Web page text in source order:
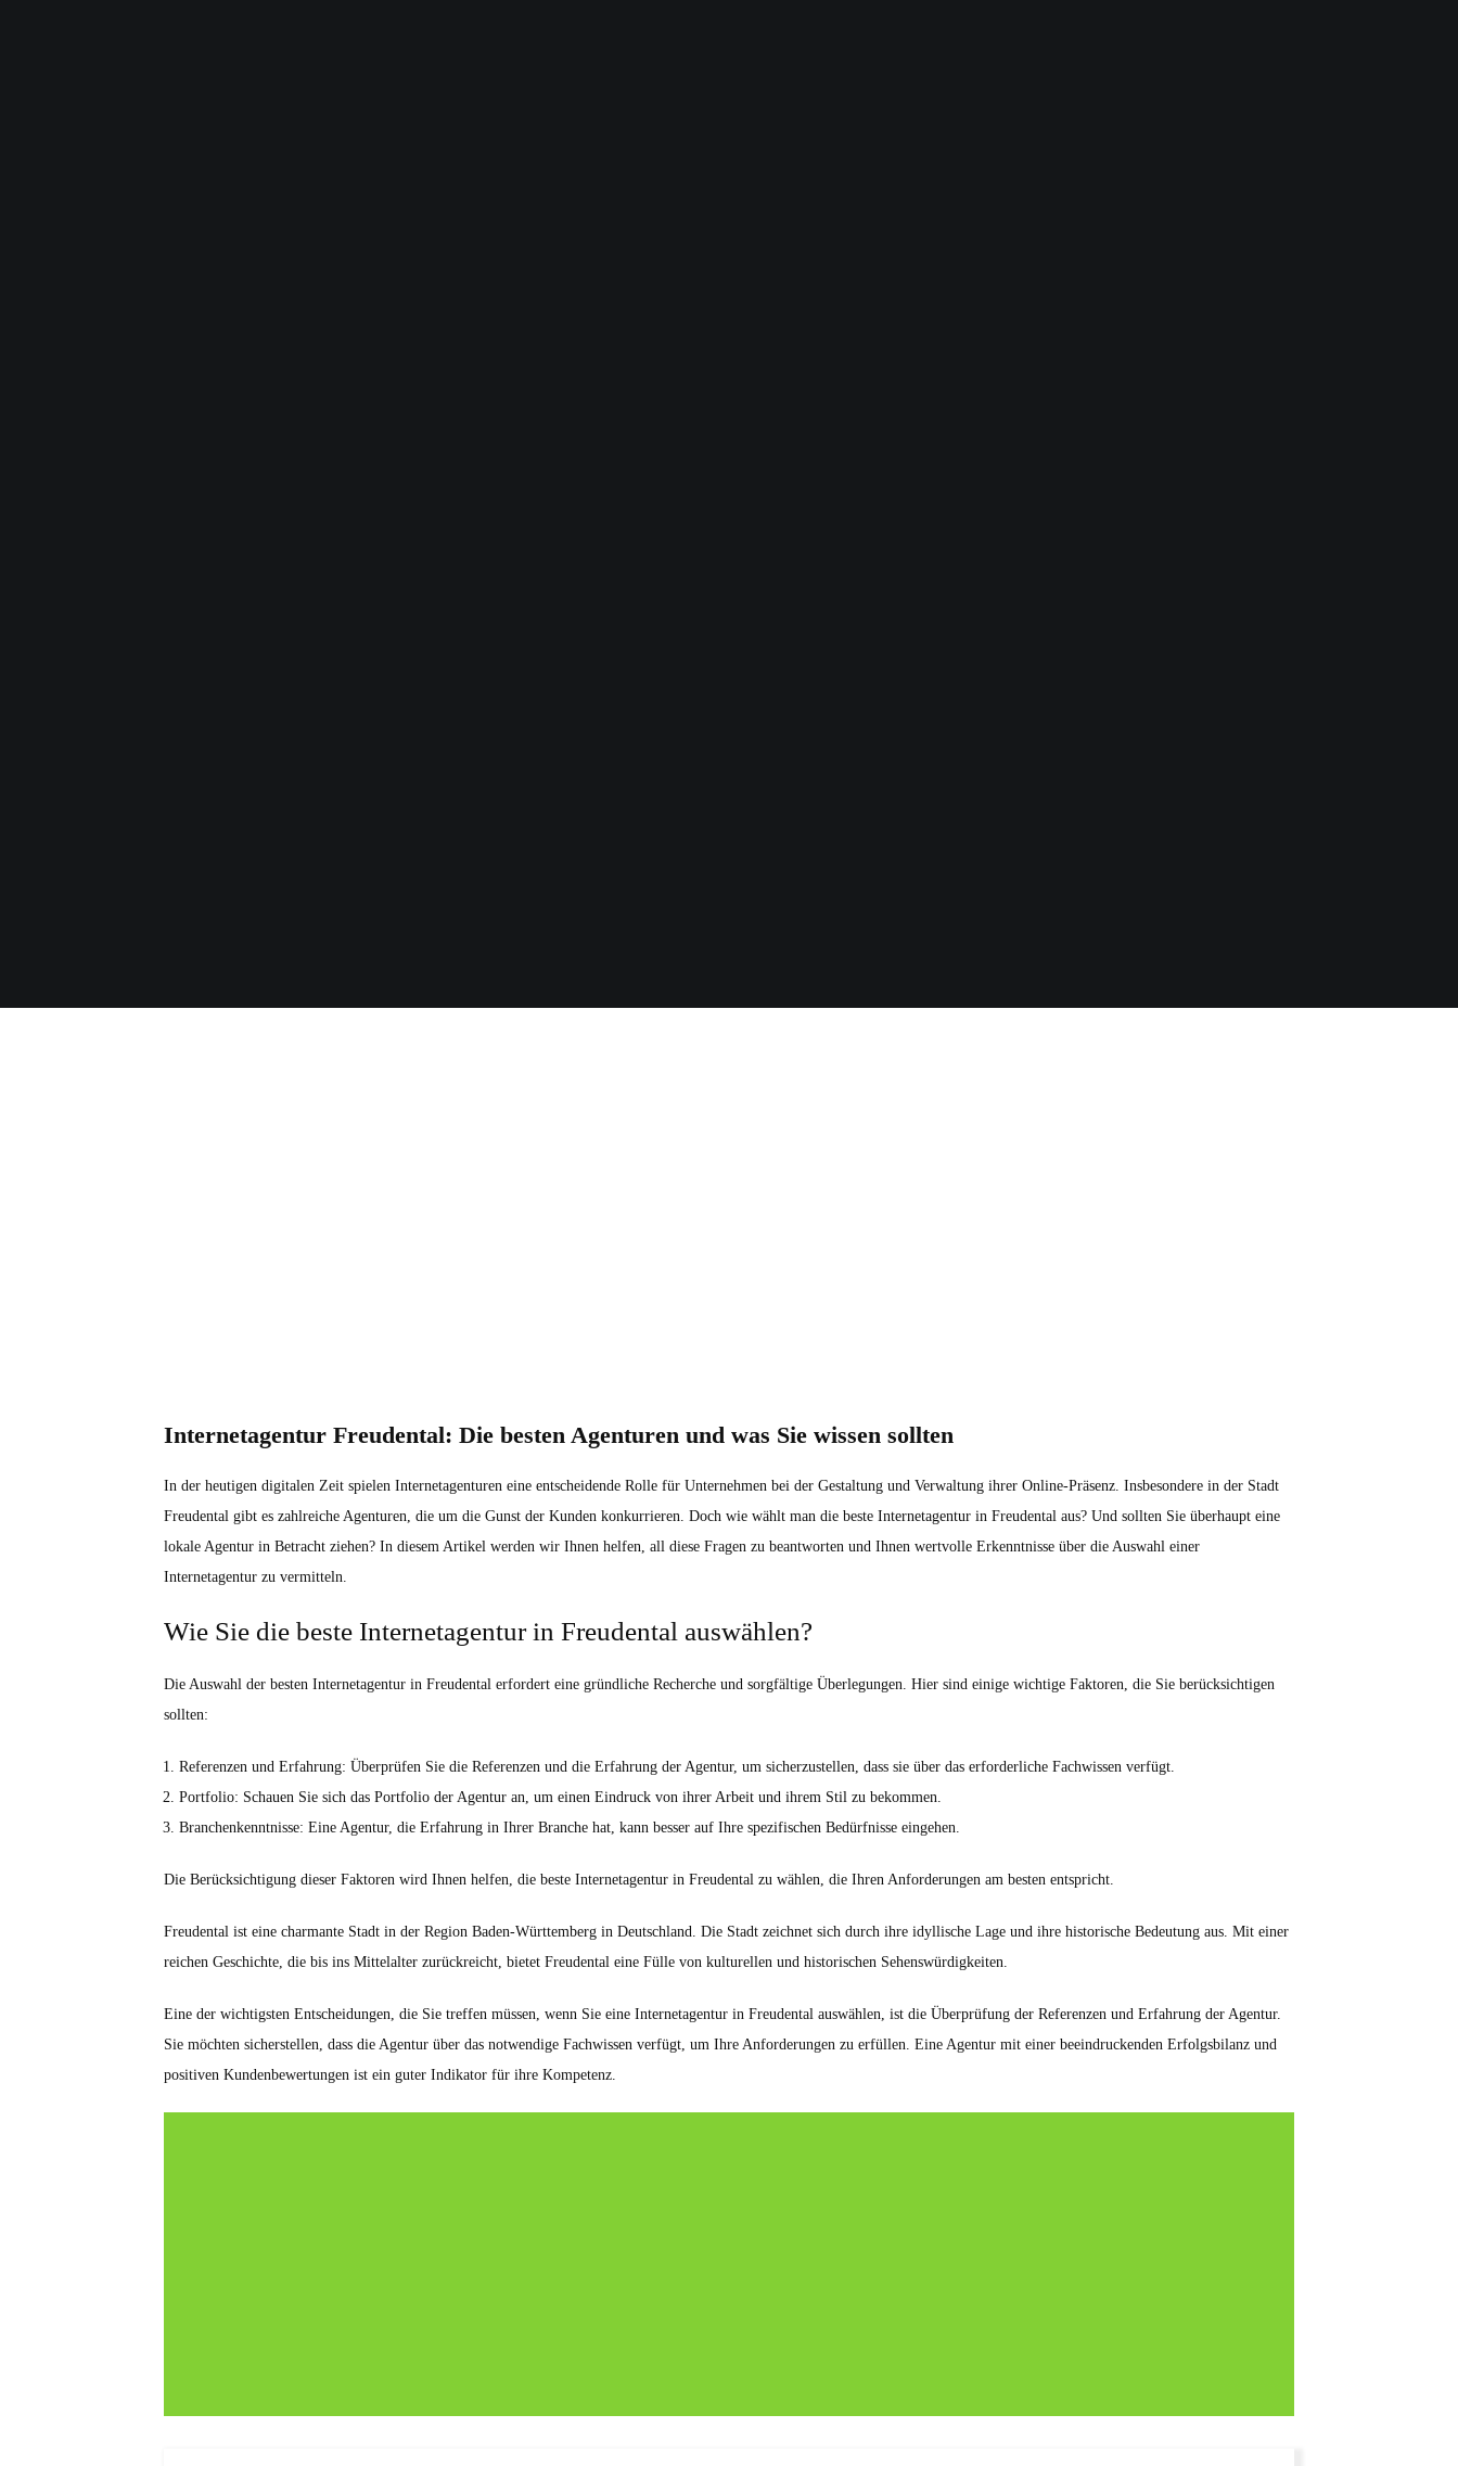
Internetagentur Freudental: Die besten Agenturen und was Sie wissen sollten
In der heutigen digitalen Zeit spielen Internetagenturen eine entscheidende Rolle für Unternehmen bei der Gestaltung und Verwaltung ihrer Online-Präsenz. Insbesondere in der Stadt
Freudental gibt es zahlreiche Agenturen, die um die Gunst der Kunden konkurrieren. Doch wie wählt man die beste Internetagentur in Freudental aus? Und sollten Sie überhaupt eine
lokale Agentur in Betracht ziehen? In diesem Artikel werden wir Ihnen helfen, all diese Fragen zu beantworten und Ihnen wertvolle Erkenntnisse über die Auswahl einer
Internetagentur zu vermitteln.
Wie Sie die beste Internetagentur in Freudental auswählen?
Die Auswahl der besten Internetagentur in Freudental erfordert eine gründliche Recherche und sorgfältige Überlegungen. Hier sind einige wichtige Faktoren, die Sie berücksichtigen
sollten:
Referenzen und Erfahrung: Überprüfen Sie die Referenzen und die Erfahrung der Agentur, um sicherzustellen, dass sie über das erforderliche Fachwissen verfügt.
Portfolio: Schauen Sie sich das Portfolio der Agentur an, um einen Eindruck von ihrer Arbeit und ihrem Stil zu bekommen.
Branchenkenntnisse: Eine Agentur, die Erfahrung in Ihrer Branche hat, kann besser auf Ihre spezifischen Bedürfnisse eingehen.
Die Berücksichtigung dieser Faktoren wird Ihnen helfen, die beste Internetagentur in Freudental zu wählen, die Ihren Anforderungen am besten entspricht.
Freudental ist eine charmante Stadt in der Region Baden-Württemberg in Deutschland. Die Stadt zeichnet sich durch ihre idyllische Lage und ihre historische Bedeutung aus. Mit einer
reichen Geschichte, die bis ins Mittelalter zurückreicht, bietet Freudental eine Fülle von kulturellen und historischen Sehenswürdigkeiten.
Eine der wichtigsten Entscheidungen, die Sie treffen müssen, wenn Sie eine Internetagentur in Freudental auswählen, ist die Überprüfung der Referenzen und Erfahrung der Agentur.
Sie möchten sicherstellen, dass die Agentur über das notwendige Fachwissen verfügt, um Ihre Anforderungen zu erfüllen. Eine Agentur mit einer beeindruckenden Erfolgsbilanz und
positiven Kundenbewertungen ist ein guter Indikator für ihre Kompetenz.